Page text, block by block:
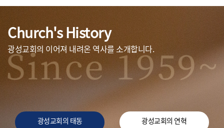
Church's History
광성교회의 이어져 내려온 역사를 소개합니다.
광성교회의 태동 광성교회의 연혁